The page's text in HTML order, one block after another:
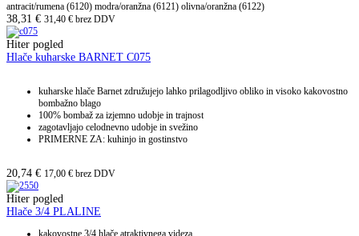
antracit/rumena (6120) modra/oranžna (6121) olivna/oranžna (6122)
38,31 € 31,40 € brez DDV
Hiter pogled
Hlače kuharske BARNET C075
kuharske hlače Barnet združujejo lahko prilagodljivo obliko in visoko kakovostno
bombažno blago
100% bombaž za izjemno udobje in trajnost
zagotavljajo celodnevno udobje in svežino
PRIMERNE ZA: kuhinjo in gostinstvo
20,74 € 17,00 € brez DDV
Hiter pogled
Hlače 3/4 PLALINE
kakovostne 3/4 hlače atraktivnega videza